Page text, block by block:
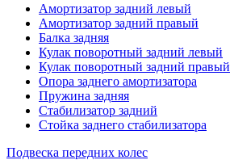
Амортизатор задний левый
Амортизатор задний правый
Балка задняя
Кулак поворотный задний левый
Кулак поворотный задний правый
Опора заднего амортизатора
Пружина задняя
Стабилизатор задний
Стойка заднего стабилизатора
Подвеска передних колес